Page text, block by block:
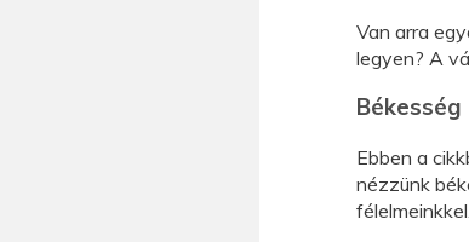
Van arra
legyen? A
Ebben a
nézzünk
félelmeinkkel.